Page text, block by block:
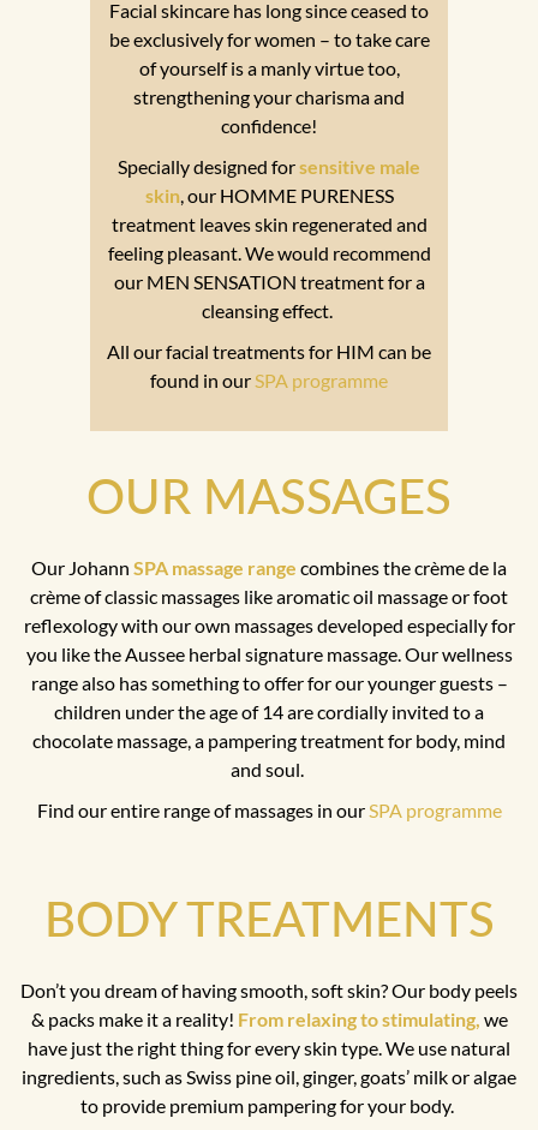
Facial skincare has long since ceased to
be exclusively for women – to take care
of yourself is a manly virtue too,
strengthening your charisma and
confidence!
Specially designed forsensitive male
skin, our HOMME PURENESS
treatment leaves skin regenerated and
feeling pleasant. We would recommend
our MEN SENSATION treatment for a
cleansing effect.
All our facial treatments for HIM can be
found in our SPA programme
OUR MASSAGES
Our Johann SPA massage range combines the crème de la
crème of classic massages like aromatic oil massage or foot
reflexology with our own massages developed especially for
you like the Aussee herbal signature massage. Our wellness
range also has something to offer for our younger guests –
children under the age of 14 are cordially invited to a
chocolate massage, a pampering treatment for body, mind
and soul.
Find our entire range of massages in our SPA programme
BODY TREATMENTS
Don’t you dream of having smooth, soft skin? Our body peels
& packs make it a reality! From relaxing to stimulating, we
have just the right thing for every skin type. We use natural
ingredients, such as Swiss pine oil, ginger, goats’ milk or algae
to provide premium pampering for your body.